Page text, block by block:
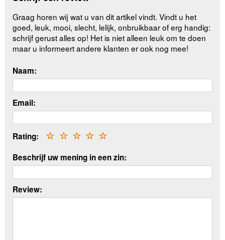
Graag horen wij wat u van dit artikel vindt. Vindt u het
goed, leuk, mooi, slecht, lelijk, onbruikbaar of erg handig:
schrijf gerust alles op! Het is niet alleen leuk om te doen
maar u informeert andere klanten er ook nog mee!
Naam:
Email:
Rating: ☆
☆
☆
☆
☆
Beschrijf uw mening in een zin:
Review: